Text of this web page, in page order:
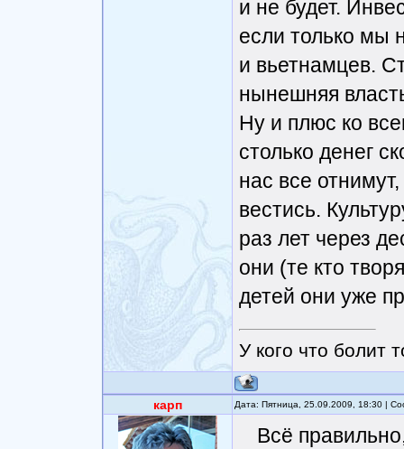
и не будет.
если только мы
и вьетнамцев.
нынешняя
Ну и плюс ко
столько денег
нас все
вестись.
раз лет через
они (те кто
детей они уже
У кого что болит
карп Дата: Пятница, 25.09.2009, 18:30 |
Всё